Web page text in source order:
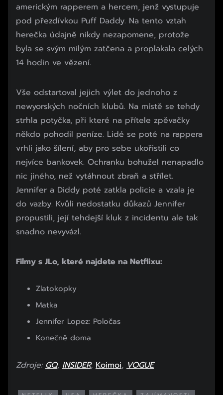
americkým rapperem a hercem, jenž vystupuje
pod přezdívkou Puff Daddy. Na tento vztah
herečka údajně nikdy nezapomene, protože
byla se svým milým zatčena a proplakala celých
14 hodin ve vězení.
Vše odstartoval jejich výlet do jednoho z
newyorských nočních klubů. Na místě se tehdy
strhla potyčka, při které na přítele zpěvačky
někdo pohodil peníze. Lidé se poté na rappera
vrhli jako šílení, aby pro sebe ukořistili co
nejvíce bankovek. Ochranku bohužel nenapadlo
nic jiného, než vytáhnout zbraň a střílet.
Jennifer a Diddy poté zatkla policie a vzala je
do vazby. Kvůli nedostatku důkazů Jennifer
propustili, její tehdejší kluk z incidentu ale tak
snadno nevyvázl.
Filmy s JLo, které najdete na Netflixu:
Zlatokopky
Matka
Jennifer Lopez: Poločas
Konečně doma
Zdroje: GQ, INSIDER, Koimoi, VOGUE